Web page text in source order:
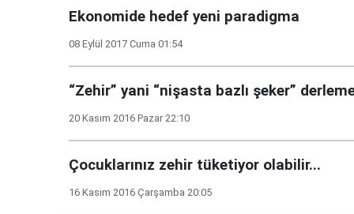
Ekonomide hedef yeni paradigma
08 Eylül 2017 Cuma 01:54
“Zehir” yani “nişasta bazlı şeker”
20 Kasım 2016 Pazar 22:10
Çocuklarınız zehir tüketiyor olabilir...
16 Kasım 2016 Çarşamba 20:05